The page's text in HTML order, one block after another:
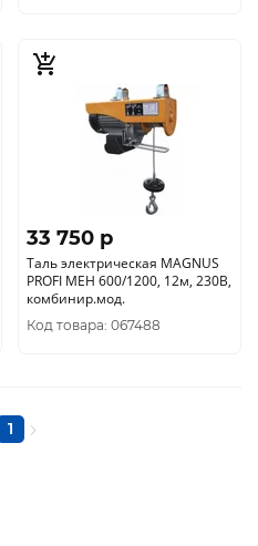
33 750 p
Таль электрическая MAGNUS
PROFI МЕН 600/1200, 12м, 230В,
комбинир.мод.
Код товара: 067488
1